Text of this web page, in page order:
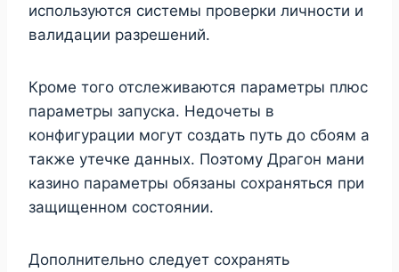
используются системы проверки личности и
валидации разрешений.
Кроме того отслеживаются параметры плюс
параметры запуска. Недочеты в
конфигурации могут создать путь до сбоям а
также утечке данных. Поэтому Драгон мани
казино параметры обязаны сохраняться при
защищенном состоянии.
Дополнительно следует сохранять